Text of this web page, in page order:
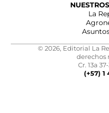
La
© 2026, Editorial La
derechos
Cr. 13a
(+57) 1